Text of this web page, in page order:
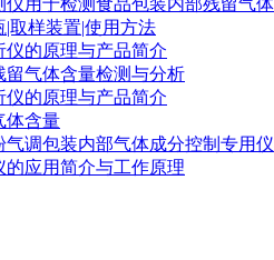
用于检测食品包装内部残留气
取样装置|使用方法
的原理与产品简介
气体含量检测与分析
的原理与产品简介
体含量
调包装内部气体成分控制专用
应用简介与工作原理